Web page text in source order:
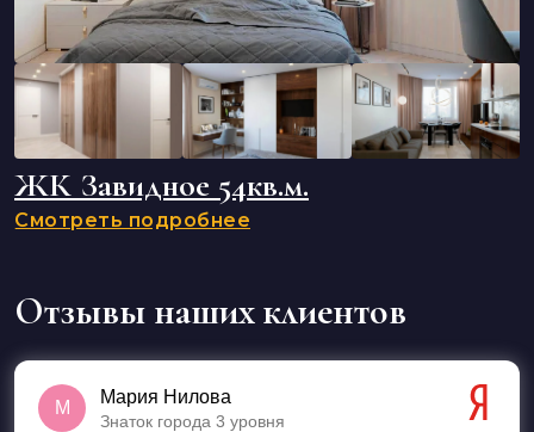
ЖК Завидное 54кв.м.
Смотреть подробнее
Отзывы наших клиентов
М
Мария Нилова
Знаток города 3 уровня